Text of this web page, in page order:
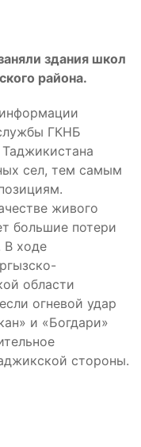
здания школ
района.
ГКНБ
сел, тем самым
живого
большие потери
В ходе
области
огневой удар
и «Богдари»
стороны.